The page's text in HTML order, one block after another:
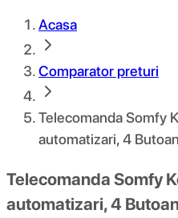
Acasa
Comparator preturi
Telecomanda Somfy
automatizari, 4
Telecomanda Somfy
automatizari, 4